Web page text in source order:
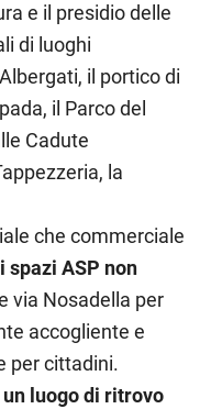
e il presidio delle
di luoghi
il portico di
il Parco del
Cadute
la
che commerciale
spazi ASP non
via Nosadella per
accogliente e
per cittadini.
un luogo di ritrovo